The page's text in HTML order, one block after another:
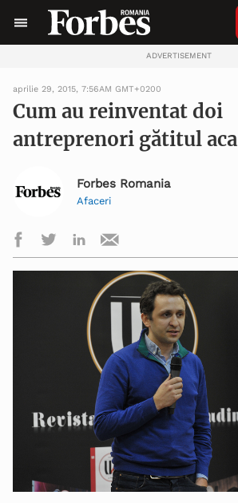
ADVERTISEMENT
aprilie 29, 2015, 7:56AM GMT+0200
Cum au reinventat doi
antreprenori gătitul
Forbes Romania
Afaceri